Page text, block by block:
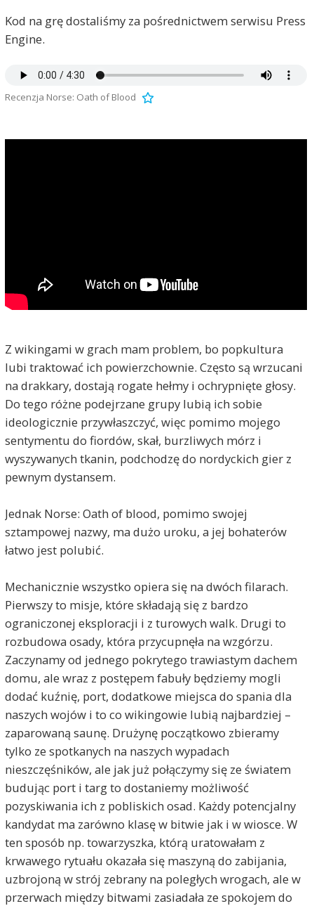
Kod na grę dostaliśmy za pośrednictwem serwisu Press
Engine.
Recenzja Norse: Oath of Blood
Z wikingami w grach mam problem, bo popkultura
lubi traktować ich powierzchownie. Często są wrzucani
na drakkary, dostają rogate hełmy i ochrypnięte głosy.
Do tego różne podejrzane grupy lubią ich sobie
ideologicznie przywłaszczyć, więc pomimo mojego
sentymentu do fiordów, skał, burzliwych mórz i
wyszywanych tkanin, podchodzę do nordyckich gier z
pewnym dystansem.
Jednak Norse: Oath of blood, pomimo swojej
sztampowej nazwy, ma dużo uroku, a jej bohaterów
łatwo jest polubić.
Mechanicznie wszystko opiera się na dwóch filarach.
Pierwszy to misje, które składają się z bardzo
ograniczonej eksploracji i z turowych walk. Drugi to
rozbudowa osady, która przycupnęła na wzgórzu.
Zaczynamy od jednego pokrytego trawiastym dachem
domu, ale wraz z postępem fabuły będziemy mogli
dodać kuźnię, port, dodatkowe miejsca do spania dla
naszych wojów i to co wikingowie lubią najbardziej –
zaparowaną saunę. Drużynę początkowo zbieramy
tylko ze spotkanych na naszych wypadach
nieszczęśników, ale jak już połączymy się ze światem
budując port i targ to dostaniemy możliwość
pozyskiwania ich z pobliskich osad. Każdy potencjalny
kandydat ma zarówno klasę w bitwie jak i w wiosce. W
ten sposób np. towarzyszka, którą uratowałam z
krwawego rytuału okazała się maszyną do zabijania,
uzbrojoną w strój zebrany na poległych wrogach, ale w
przerwach między bitwami zasiadała ze spokojem do